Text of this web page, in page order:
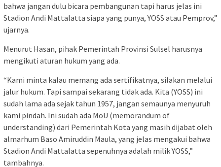
bahwa jangan dulu bicara pembangunan tapi harus jelas ini
Stadion Andi Mattalatta siapa yang punya, YOSS atau Pemprov,”
ujarnya.
Menurut Hasan, pihak Pemerintah Provinsi Sulsel harusnya
mengikuti aturan hukum yang ada.
“Kami minta kalau memang ada sertifikatnya, silakan melalui
jalur hukum. Tapi sampai sekarang tidak ada. Kita (YOSS) ini
sudah lama ada sejak tahun 1957, jangan semaunya menyuruh
kami pindah. Ini sudah ada MoU (memorandum of
understanding) dari Pemerintah Kota yang masih dijabat oleh
almarhum Baso Amiruddin Maula, yang jelas mengakui bahwa
Stadion Andi Mattalatta sepenuhnya adalah milik YOSS,”
tambahnya.